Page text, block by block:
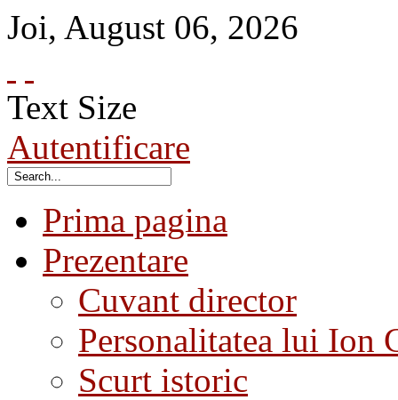
Joi, August 06, 2026
Text Size
Autentificare
Prima pagina
Prezentare
Cuvant director
Personalitatea lui Ion
Scurt istoric